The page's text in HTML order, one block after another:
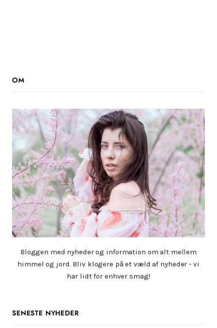
OM
Bloggen med nyheder og information om alt mellem
himmel og jord. Bliv klogere på et væld af nyheder - vi
har lidt for enhver smag!
SENESTE NYHEDER